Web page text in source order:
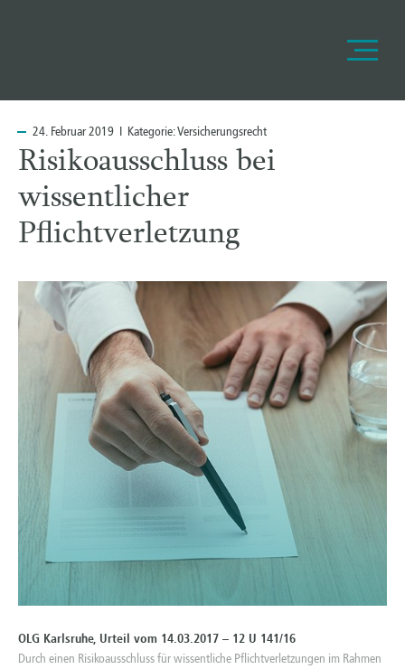
24. Februar 2019 I Kategorie:Versicherungsrecht
Risikoausschluss bei
wissentlicher
Pflichtverletzung
OLG Karlsruhe, Urteil vom 14.03.2017 – 12 U 141/16
Durch einen Risikoausschluss für wissentliche Pflichtverletzungen im Rahmen